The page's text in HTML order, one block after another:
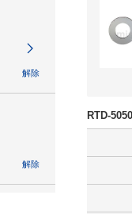
解除
解除
RTD-